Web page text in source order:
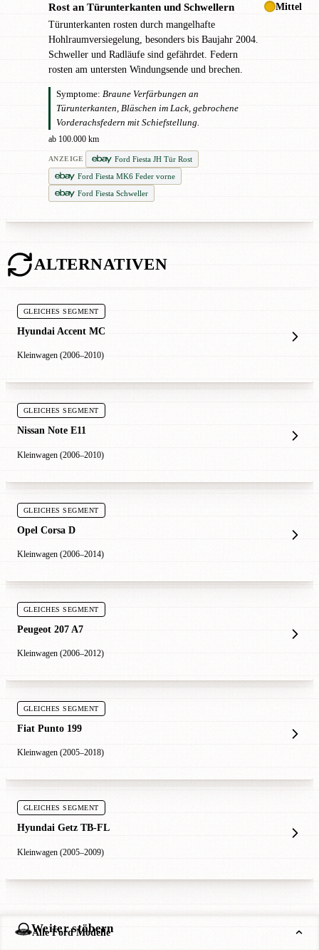
Rost an Türunterkanten und Schwellern
Türunterkanten rosten durch mangelhafte
Hohlraumversiegelung, besonders bis Baujahr 2004.
Schweller und Radläufe sind gefährdet. Federn
rosten am untersten Windungsende und brechen.
Symptome: Braune Verfärbungen an
Türunterkanten, Bläschen im Lack, gebrochene
Vorderachsfedern mit Schiefstellung.
ab 100.000 km
ANZEIGE
Ford Fiesta JH Tür Rost
Ford Fiesta MK6 Feder vorne
Ford Fiesta Schweller
Mittel
ALTERNATIVEN
GLEICHES SEGMENT
Hyundai Accent MC
Kleinwagen (2006–2010)
GLEICHES SEGMENT
Nissan Note E11
Kleinwagen (2006–2010)
GLEICHES SEGMENT
Opel Corsa D
Kleinwagen (2006–2014)
GLEICHES SEGMENT
Peugeot 207 A7
Kleinwagen (2006–2012)
GLEICHES SEGMENT
Fiat Punto 199
Kleinwagen (2005–2018)
GLEICHES SEGMENT
Hyundai Getz TB-FL
Kleinwagen (2005–2009)
Weiter stöbern
Alle Ford Modelle